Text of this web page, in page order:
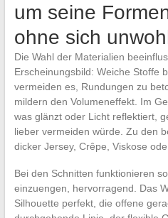
um seine
ohne sich
Die Wahl der Materialien
Erscheinungsbild: Weiche Stoffe
vermeiden es, Rundungen zu
mildern den Volumeneffekt. Im
was glänzt oder Licht reflektiert,
lieber vermeiden würde. Zu den
dicker Jersey, Crêpe, Viskose
Bei den Schnitten funktionieren
einzuengen, hervorragend. Das
Silhouette perfekt, die offene